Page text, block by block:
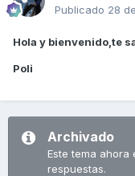
Publicado 28
Hola y bienvenido,te
Poli
Archivado
Este tema
respuestas.